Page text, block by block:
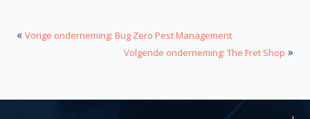
« Vorige onderneming: Bug Zero Pest Management
Volgende onderneming: The Fret Shop »